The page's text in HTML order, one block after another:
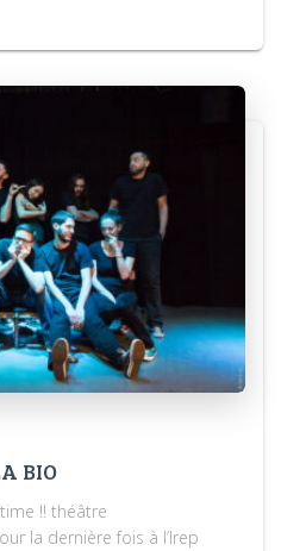
BIO
!! théâtre
la dernière fois à l’Irep